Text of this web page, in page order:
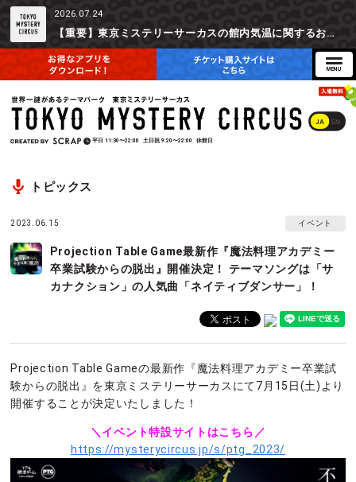
2026.07.24
【重要】東京ミステリーサーカスの館内気温に関するお詫びとご参加辞退時の返金対応について
JA EN
平日 11:30〜22:00 土日祝 9:20〜22:00 休館日
トピックス
2023.06.15 イベント
Projection Table Game最新作『魔法料理アカデミー
卒業試験からの脱出』開催決定！ テーマソングは「サ
カナクション」の人気曲「ネイティブダンサー」！
Projection Table Gameの最新作『魔法料理アカデミー卒業試
験からの脱出』を東京ミステリーサーカスにて7月15日(土)より
開催することが決定いたしました！
＼イベント特設サイトはこちら／
https://mysterycircus.jp/s/ptg_2023/